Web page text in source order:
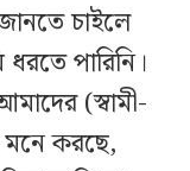
চাইলে
পারিনি।
(স্বামী-
মনে করছে,